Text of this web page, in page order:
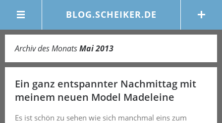
BLOG.SCHEIKER.DE
Archiv des MonatsMai 2013
Ein ganz entspannter Nachmittag mit
meinem neuen Model Madeleine
Es ist schön zu sehen wie sich manchmal eins zum